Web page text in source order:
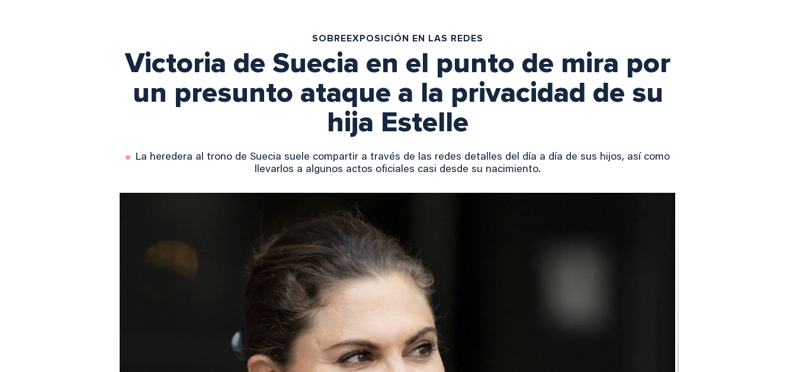
SOBREEXPOSICIÓN EN LAS REDES
Victoria de Suecia en el punto de mira por
un presunto ataque a la privacidad de su
hija Estelle
La heredera al trono de Suecia suele compartir a través de las redes detalles del día a día de sus hijos, así como
llevarlos a algunos actos oficiales casi desde su nacimiento.